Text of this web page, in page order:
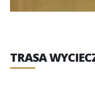
TRASA